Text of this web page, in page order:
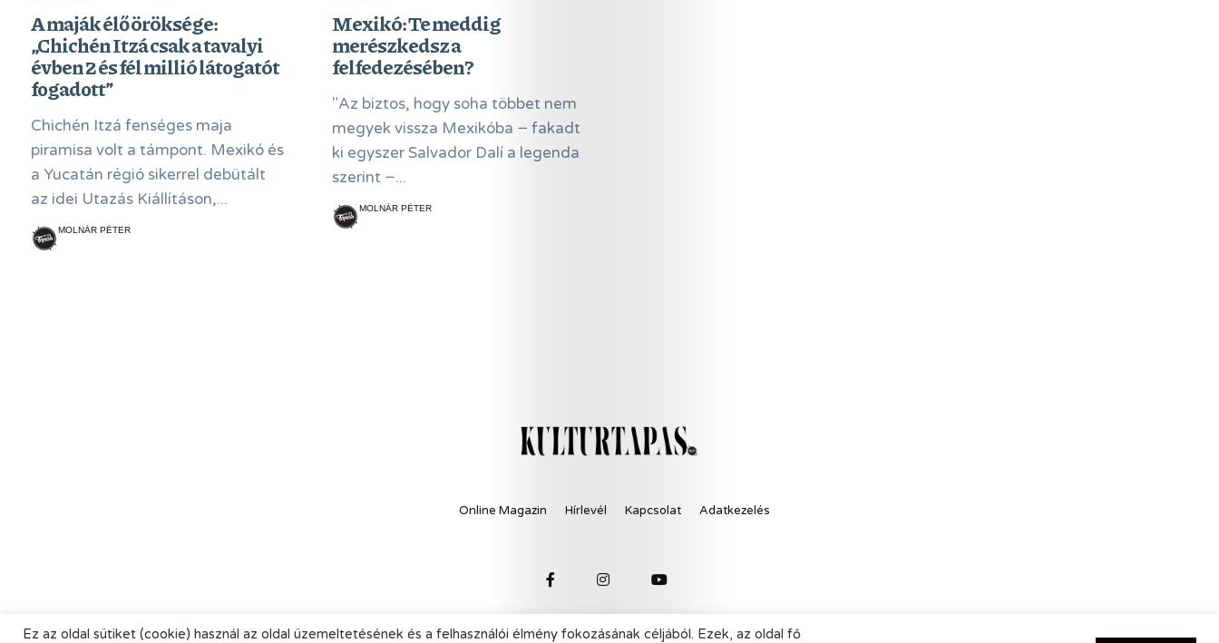
A maják élő öröksége:
„Chichén Itzá csak a tavalyi
évben 2 és fél millió látogatót
fogadott”
Chichén Itzá fenséges maja
piramisa volt a támpont. Mexikó és
a Yucatán régió sikerrel debütált
az idei Utazás Kiállításon,...
MOLNÁR PÉTER
Mexikó: Te meddig
merészkedsz a
felfedezésében?
"Az biztos, hogy soha többet nem
megyek vissza Mexikóba − fakadt
ki egyszer Salvador Dalí a legenda
szerint −...
MOLNÁR PÉTER
Online Magazin Hírlevél Kapcsolat Adatkezelés
© 2021 KultúrTapas - All Rights Reserved.
Ez az oldal sütiket (cookie) használ az oldal üzemeltetésének és a felhasználói élmény fokozásának céljából. Ezek, az oldal fő